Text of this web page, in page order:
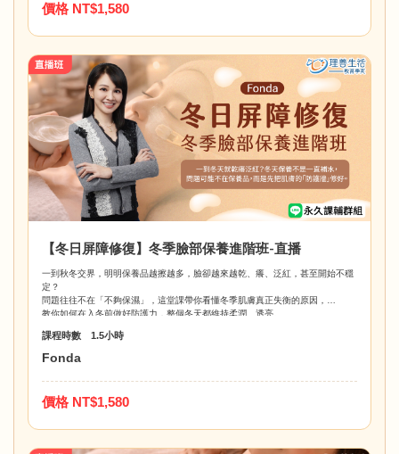
價格 NT$1,580
【冬日屏障修復】冬季臉部保養進階班-直播
一到秋冬交界，明明保養品越擦越多，臉卻越來越乾、癢、泛紅，甚至開始不穩
定？
問題往往不在「不夠保濕」，這堂課帶你看懂冬季肌膚真正失衡的原因，
教你如何在入冬前做好防護力，整個冬天都維持柔潤、透亮。
課程時數 1.5小時
Fonda
價格 NT$1,580